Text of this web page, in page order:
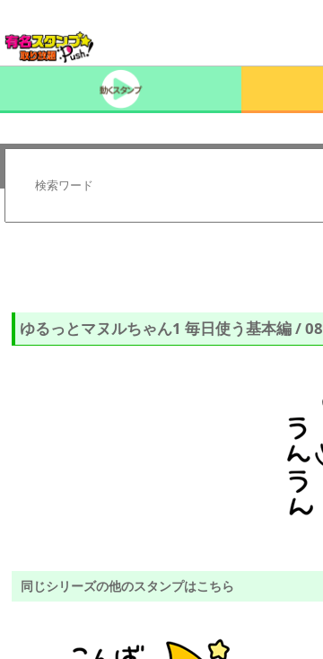
ゆるっとマヌルちゃん1 毎日使う基本編 / 08
同じシリーズの他のスタンプはこちら